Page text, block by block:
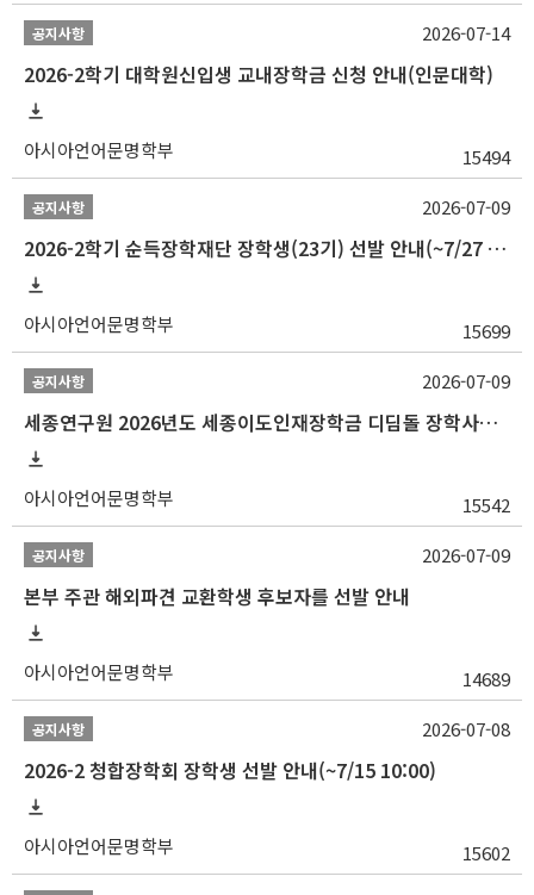
공지사항
2026-2학기 대학원신입생 교내장학금 신청 안내(인문대학)
아시아언어문명학부 15494
2026-07-14
공지사항
2026-2학기 순득장학재단 장학생(23기) 선발 안내(~7/27 10:00)
아시아언어문명학부 15699
2026-07-09
공지사항
세종연구원 2026년도 세종이도인재장학금 디딤돌 장학사업 학자금대출 관련분야(원금상환, 이자지원) 신청 사업 안내
아시아언어문명학부 15542
2026-07-09
공지사항
본부 주관 해외파견 교환학생 후보자를 선발 안내
아시아언어문명학부 14689
2026-07-09
공지사항
2026-2 청합장학회 장학생 선발 안내(~7/15 10:00)
아시아언어문명학부 15602
2026-07-08